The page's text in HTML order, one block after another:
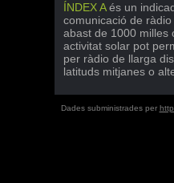
ÍNDEX Aés un
comunicació de
abast de 1000 milles
activitat solar pot
per ràdio de llarga
latituds mitjanes o
Dades subministrades per